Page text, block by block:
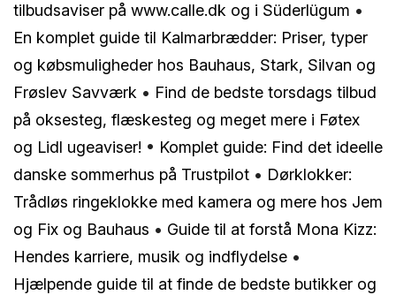
tilbudsaviser på www.calle.dk og i Süderlügum •
En komplet guide til Kalmarbrædder: Priser, typer
og købsmuligheder hos Bauhaus, Stark, Silvan og
Frøslev Savværk • Find de bedste torsdags tilbud
på oksesteg, flæskesteg og meget mere i Føtex
og Lidl ugeaviser! • Komplet guide: Find det ideelle
danske sommerhus på Trustpilot • Dørklokker:
Trådløs ringeklokke med kamera og mere hos Jem
og Fix og Bauhaus • Guide til at forstå Mona Kizz:
Hendes karriere, musik og indflydelse •
Hjælpende guide til at finde de bedste butikker og